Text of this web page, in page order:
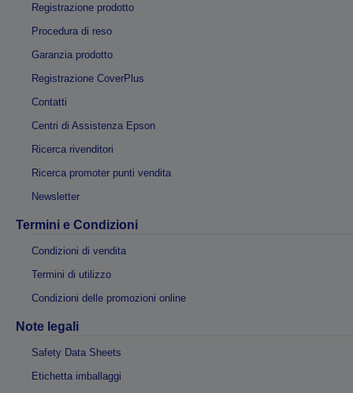
Registrazione prodotto
Procedura di reso
Garanzia prodotto
Registrazione CoverPlus
Contatti
Centri di Assistenza Epson
Ricerca rivenditori
Ricerca promoter punti vendita
Newsletter
Termini e Condizioni
Condizioni di vendita
Termini di utilizzo
Condizioni delle promozioni online
Note legali
Safety Data Sheets
Etichetta imballaggi